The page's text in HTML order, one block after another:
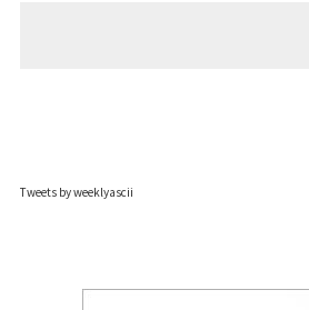
Tweets by weeklyascii